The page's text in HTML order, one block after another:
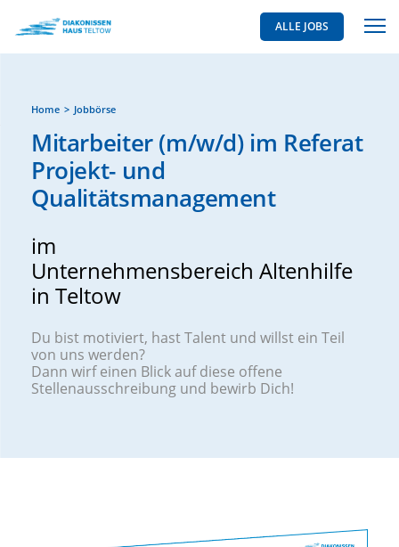
ALLE JOBS
Home Jobbörse
Mitarbeiter (m/w/d) im Referat
Projekt- und
Qualitätsmanagement
im
Unternehmensbereich Altenhilfe
in Teltow
Du bist motiviert, hast Talent und willst ein Teil
von uns werden?
Dann wirf einen Blick auf diese offene
Stellenausschreibung und bewirb Dich!